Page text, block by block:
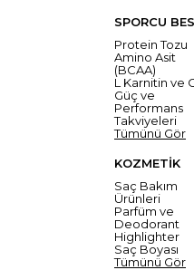
SPORCU
Protein Tozu
Amino Asit
(BCAA)
L Karnitin ve
Güç ve
Performans
Takviyeleri
Tümünü Gör
KOZMETİK
Saç Bakım
Ürünleri
Parfüm ve
Deodorant
Highlighter
Saç Boyası
Tümünü Gör